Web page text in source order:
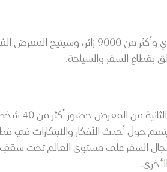
يرحب المعرض بالمشاركين من أكثر من 60 دولة، إلى جانب
بقطاع السفر والسياحة.
باعتباره
حول أحدث الأفكار والابتكارات
السفر على مستوى العالم تحت